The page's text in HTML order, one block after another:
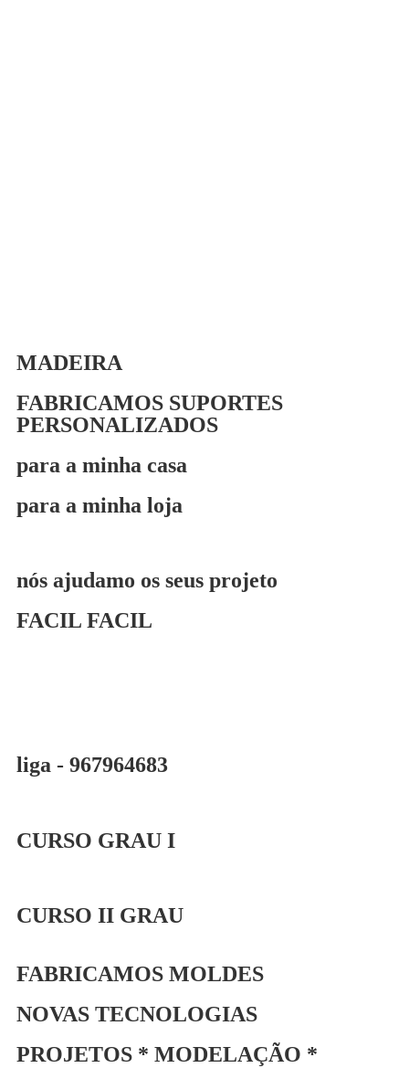
MADEIRA
FABRICAMOS SUPORTES
PERSONALIZADOS
para a minha casa
para a minha loja
nós ajudamo os seus projeto
FACIL FACIL
liga - 967964683
CURSO GRAU I
CURSO II GRAU
FABRICAMOS MOLDES
NOVAS TECNOLOGIAS
PROJETOS * MODELAÇÃO *